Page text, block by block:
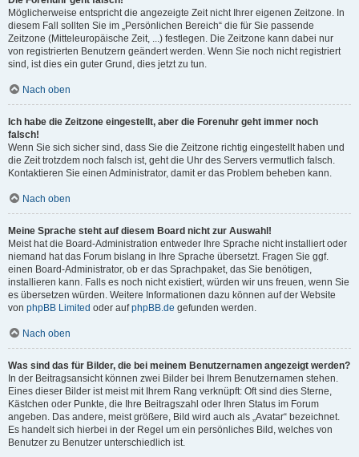
Möglicherweise entspricht die angezeigte Zeit nicht Ihrer eigenen Zeitzone. In
diesem Fall sollten Sie im „Persönlichen Bereich“ die für Sie passende
Zeitzone (Mitteleuropäische Zeit, ...) festlegen. Die Zeitzone kann dabei nur
von registrierten Benutzern geändert werden. Wenn Sie noch nicht registriert
sind, ist dies ein guter Grund, dies jetzt zu tun.
Nach oben
Ich habe die Zeitzone eingestellt, aber die Forenuhr geht immer noch
falsch!
Wenn Sie sich sicher sind, dass Sie die Zeitzone richtig eingestellt haben und
die Zeit trotzdem noch falsch ist, geht die Uhr des Servers vermutlich falsch.
Kontaktieren Sie einen Administrator, damit er das Problem beheben kann.
Nach oben
Meine Sprache steht auf diesem Board nicht zur Auswahl!
Meist hat die Board-Administration entweder Ihre Sprache nicht installiert oder
niemand hat das Forum bislang in Ihre Sprache übersetzt. Fragen Sie ggf.
einen Board-Administrator, ob er das Sprachpaket, das Sie benötigen,
installieren kann. Falls es noch nicht existiert, würden wir uns freuen, wenn Sie
es übersetzen würden. Weitere Informationen dazu können auf der Website
von phpBB Limited oder aufphpBB.de gefunden werden.
Nach oben
Was sind das für Bilder, die bei meinem Benutzernamen angezeigt werden?
In der Beitragsansicht können zwei Bilder bei Ihrem Benutzernamen stehen.
Eines dieser Bilder ist meist mit Ihrem Rang verknüpft: Oft sind dies Sterne,
Kästchen oder Punkte, die Ihre Beitragszahl oder Ihren Status im Forum
angeben. Das andere, meist größere, Bild wird auch als „Avatar“ bezeichnet.
Es handelt sich hierbei in der Regel um ein persönliches Bild, welches von
Benutzer zu Benutzer unterschiedlich ist.